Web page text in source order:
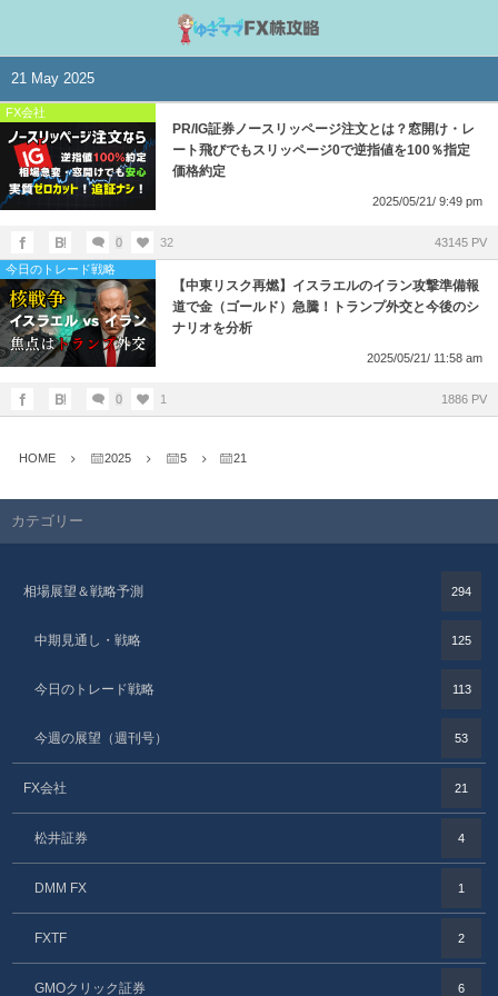
21 May 2025
FX会社
PR/IG証券ノースリッページ注文とは？窓開け・レ
ート飛びでもスリッページ0で逆指値を100％指定
価格約定
2025/05/21/ 9:49 pm
0 32
43145 PV
今日のトレード戦略
【中東リスク再燃】イスラエルのイラン攻撃準備報
道で金（ゴールド）急騰！トランプ外交と今後のシ
ナリオを分析
2025/05/21/ 11:58 am
0 1 1886 PV
HOME 2025 5 21
カテゴリー
相場展望＆戦略予測 294
中期見通し・戦略 125
今日のトレード戦略 113
今週の展望（週刊号） 53
FX会社 21
松井証券 4
DMM FX 1
FXTF 2
GMOクリック証券 6